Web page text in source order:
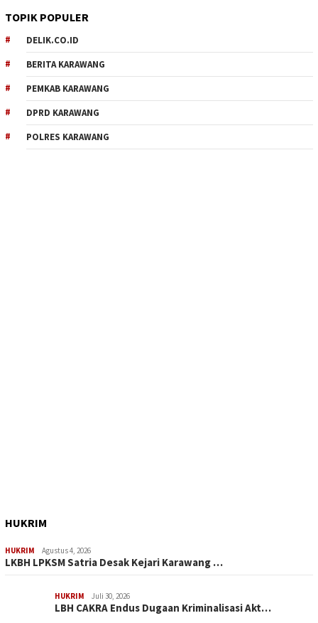
TOPIK POPULER
DELIK.CO.ID
BERITA KARAWANG
PEMKAB KARAWANG
DPRD KARAWANG
POLRES KARAWANG
HUKRIM
HUKRIM Agustus 4, 2026
LKBH LPKSM Satria Desak Kejari Karawang …
HUKRIM Juli 30, 2026
LBH CAKRA Endus Dugaan Kriminalisasi Akt…